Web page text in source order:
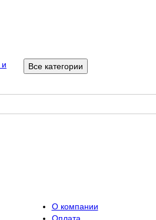
Все категории
О компании